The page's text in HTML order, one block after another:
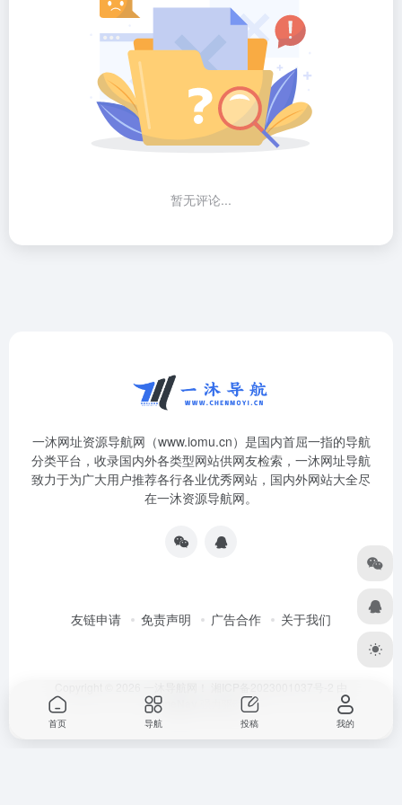
暂无评论...
一沐网址资源导航网（www.iomu.cn）是国内首屈一指的导航
分类平台，收录国内外各类型网站供网友检索，一沐网址导航
致力于为广大用户推荐各行各业优秀网站，国内外网站大全尽
在一沐资源导航网。
友链申请 免责声明 广告合作 关于我们
OneNav 强力驱动
首页 导航 投稿 我的